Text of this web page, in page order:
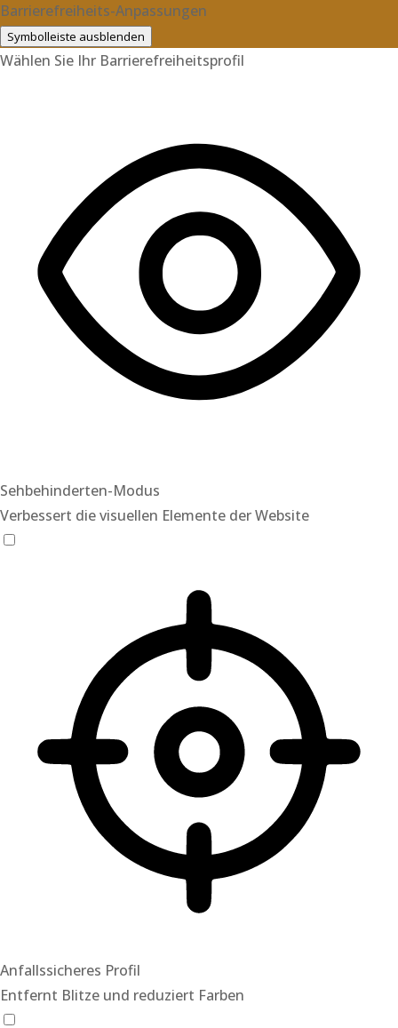
Barrierefreiheits-Anpassungen
Symbolleiste ausblenden
Wählen Sie Ihr Barrierefreiheitsprofil
Sehbehinderten-Modus
Verbessert die visuellen Elemente der Website
Anfallssicheres Profil
Entfernt Blitze und reduziert Farben